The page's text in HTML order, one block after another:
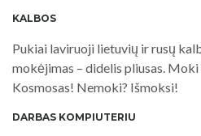
KALBOS
Pukiai laviruoji lietuvių ir rusų
mokėjimas – didelis pliusas.
Kosmosas! Nemoki? Išmoksi!
DARBAS KOMPIUTERIU